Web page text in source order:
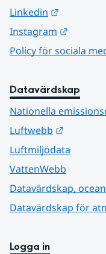
Linkedin
Instagram
Policy för sociala
Datavärdskap
Nationella
Luftwebb
Luftmiljödata
VattenWebb
Datavärdskap,
Datavärdskap för
Logga in